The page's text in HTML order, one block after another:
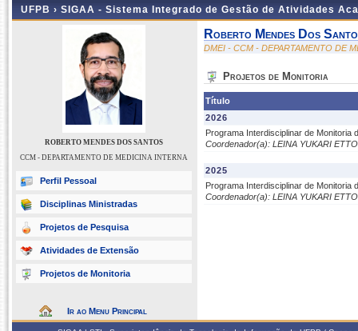
UFPB › SIGAA - Sistema Integrado de Gestão de Atividades
ROBERTO MENDES DOS SANTOS
CCM - DEPARTAMENTO DE MEDICINA INTERNA
Perfil Pessoal
Disciplinas Ministradas
Projetos de Pesquisa
Atividades de Extensão
Projetos de Monitoria
Ir ao Menu Principal
Roberto Mendes Dos
DMEI - CCM - DEPARTAMENTO DE
Projetos de Monitoria
Título
2026
Programa Interdisciplinar de Monitoria
Coordenador(a): LEINA YUKARI ETTO
2025
Programa Interdisciplinar de Monitoria
Coordenador(a): LEINA YUKARI ETTO